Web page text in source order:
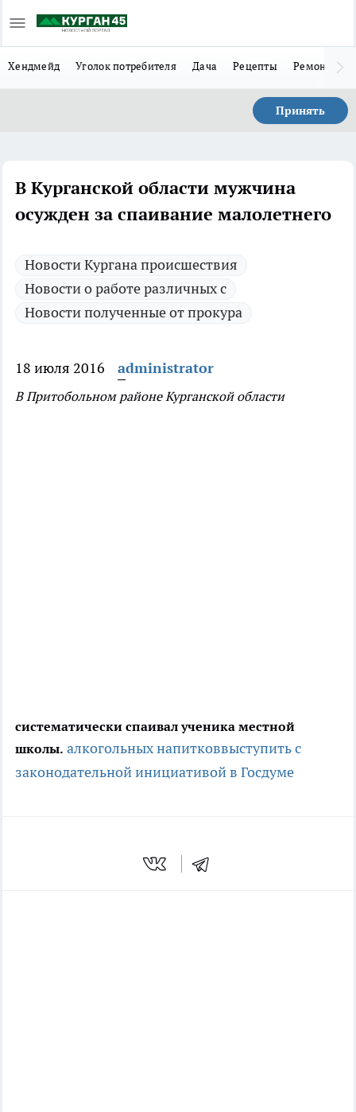
Хендмейд Уголок потребителя Дача Рецепты Ремонт
Принять
В Курганской области мужчина
осужден за спаивание малолетнего
Новости Кургана происшествия
Новости о работе различных с
Новости полученные от прокура
18 июля 2016 administrator
В Притобольном районе Курганской области
систематически спаивал ученика местной
школы. алкогольных напитковвыступить с
законодательной инициативой в Госдуме